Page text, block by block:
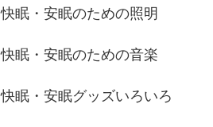
快眠・安眠のための照明
快眠・安眠のための音楽
快眠・安眠グッズいろいろ